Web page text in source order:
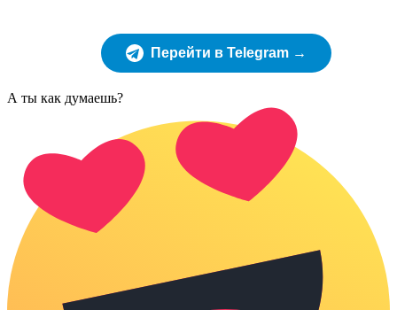
Перейти в Telegram →
А ты как думаешь?